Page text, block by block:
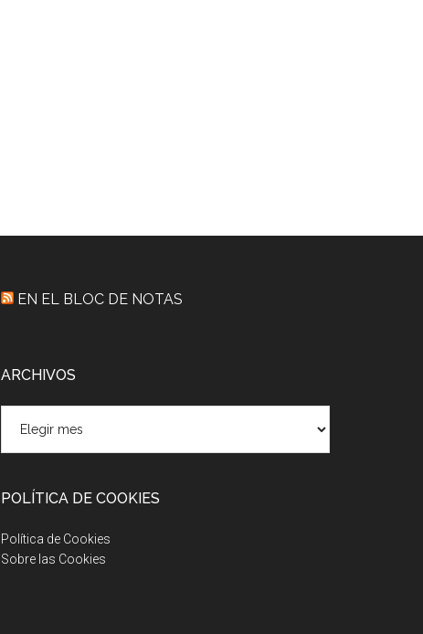
EN EL BLOC DE NOTAS
ARCHIVOS
POLÍTICA DE COOKIES
Política de Cookies
Sobre las Cookies